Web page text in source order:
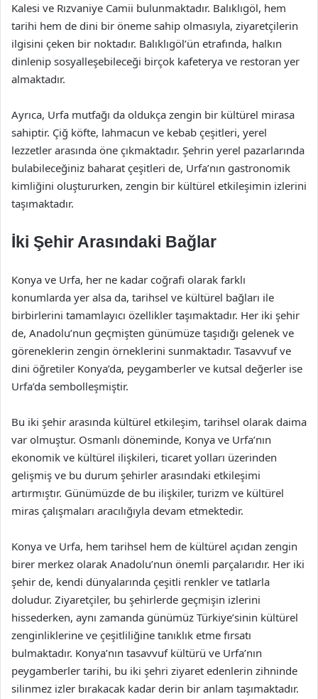
Kalesi ve Rızvaniye Camii bulunmaktadır. Balıklıgöl, hem
tarihi hem de dini bir öneme sahip olmasıyla, ziyaretçilerin
ilgisini çeken bir noktadır. Balıklıgöl’ün etrafında, halkın
dinlenip sosyalleşebileceği birçok kafeterya ve restoran yer
almaktadır.
Ayrıca, Urfa mutfağı da oldukça zengin bir kültürel mirasa
sahiptir. Çiğ köfte, lahmacun ve kebab çeşitleri, yerel
lezzetler arasında öne çıkmaktadır. Şehrin yerel pazarlarında
bulabileceğiniz baharat çeşitleri de, Urfa’nın gastronomik
kimliğini oluştururken, zengin bir kültürel etkileşimin izlerini
taşımaktadır.
İki Şehir Arasındaki Bağlar
Konya ve Urfa, her ne kadar coğrafi olarak farklı
konumlarda yer alsa da, tarihsel ve kültürel bağları ile
birbirlerini tamamlayıcı özellikler taşımaktadır. Her iki şehir
de, Anadolu’nun geçmişten günümüze taşıdığı gelenek ve
göreneklerin zengin örneklerini sunmaktadır. Tasavvuf ve
dini öğretiler Konya’da, peygamberler ve kutsal değerler ise
Urfa’da sembolleşmiştir.
Bu iki şehir arasında kültürel etkileşim, tarihsel olarak daima
var olmuştur. Osmanlı döneminde, Konya ve Urfa’nın
ekonomik ve kültürel ilişkileri, ticaret yolları üzerinden
gelişmiş ve bu durum şehirler arasındaki etkileşimi
artırmıştır. Günümüzde de bu ilişkiler, turizm ve kültürel
miras çalışmaları aracılığıyla devam etmektedir.
Konya ve Urfa, hem tarihsel hem de kültürel açıdan zengin
birer merkez olarak Anadolu’nun önemli parçalarıdır. Her iki
şehir de, kendi dünyalarında çeşitli renkler ve tatlarla
doludur. Ziyaretçiler, bu şehirlerde geçmişin izlerini
hissederken, aynı zamanda günümüz Türkiye’sinin kültürel
zenginliklerine ve çeşitliliğine tanıklık etme fırsatı
bulmaktadır. Konya’nın tasavvuf kültürü ve Urfa’nın
peygamberler tarihi, bu iki şehri ziyaret edenlerin zihninde
silinmez izler bırakacak kadar derin bir anlam taşımaktadır.